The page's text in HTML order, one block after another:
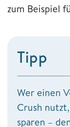
zum Beispiel
Tipp
Wer einen
Crush
sparen –